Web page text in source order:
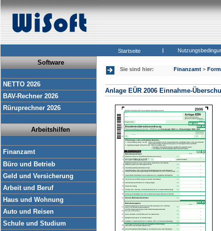
Startseite |
Software
NETTO 2026
BAV-Rechner 2026
Rüruprechner 2026
Arbeitshilfen
Finanzamt
Büro und Betrieb
Geld und Versicherung
Arbeit und Beruf
Haus und Wohnung
Auto und Reisen
Schule und Studium
Sie sind hier: Finanzamt >
Anlage EÜR 2006 Einnahme-